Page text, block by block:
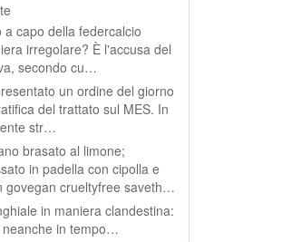
a capo della federcalcio
irregolare? È l'accusa del
secondo cu…
un ordine del giorno
del trattato sul MES. In
str…
brasato al limone;
in padella con cipolla e
govegan crueltyfree saveth…
in maniera clandestina:
in tempo…